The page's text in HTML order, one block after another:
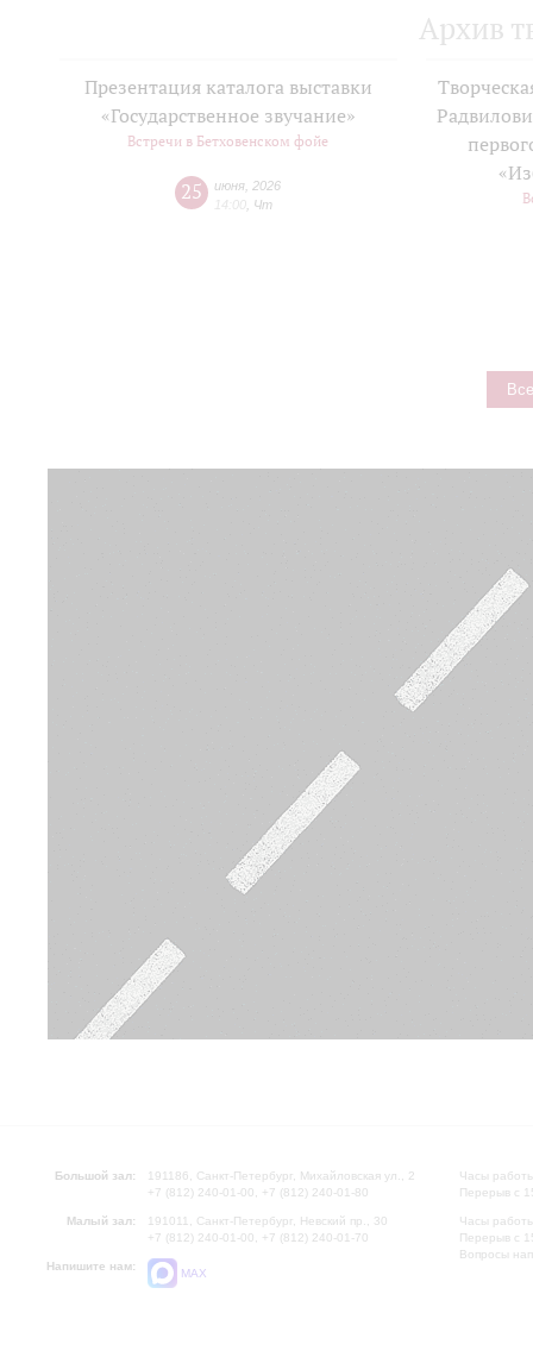
Архив
Презентация каталога выставки
«Государственное звучание»
Встречи в Бетховенском фойе
25 июня 2026
14:00 Чт
Большой зал:
191186, Санкт-Петербург, Михайловская ул., 2
+7 (812) 240-01-00, +7 (812) 240-01-80
Малый зал:
191011, Санкт-Петербург, Невский пр., 30
+7 (812) 240-01-00, +7 (812) 240-01-70
Напишите нам:
MAX
Часы
Перерыв с
Часы
Перерыв с
Вопросы